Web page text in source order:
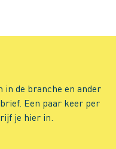
de branche en ander
Een paar keer per
je hier in.